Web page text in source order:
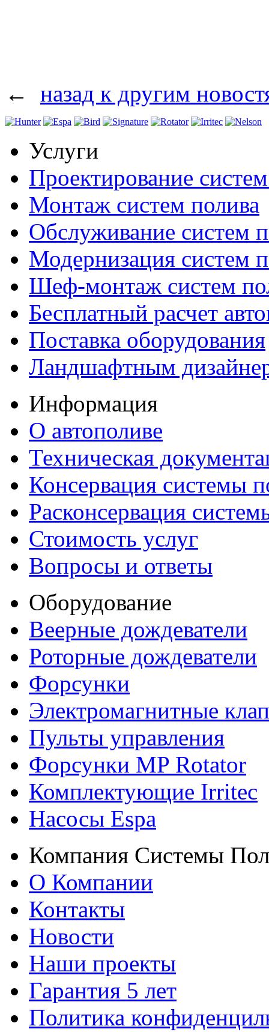
← назад к другим
Услуги
Проектирование
Монтаж систем полива
Обслуживание систем
Модернизация систем
Шеф-монтаж систем
Бесплатный расчет
Поставка оборудования
Ландшафтным
Информация
О автополиве
Техническая
Консервация системы
Расконсервация
Стоимость услуг
Вопросы и ответы
Оборудование
Веерные дождеватели
Роторные дождеватели
Форсунки
Электромагнитные
Пульты управления
Форсунки MP Rotator
Комплектующие Irritec
Насосы Espa
Компания Системы
О Компании
Контакты
Новости
Наши проекты
Гарантия 5 лет
Политика